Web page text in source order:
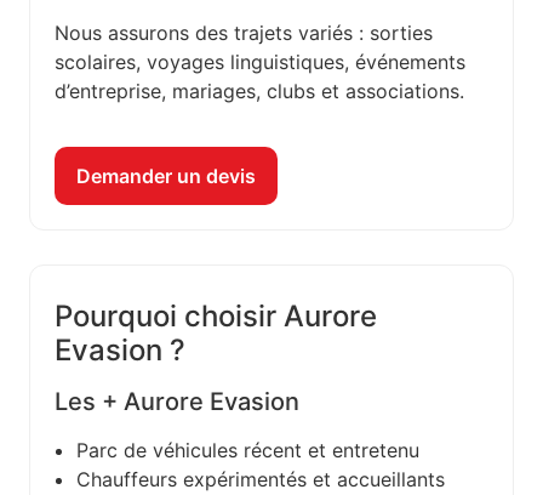
Nous assurons des trajets variés : sorties
scolaires, voyages linguistiques, événements
d’entreprise, mariages, clubs et associations.
Demander un devis
Pourquoi choisir Aurore
Evasion ?
Les + Aurore Evasion
Parc de véhicules récent et entretenu
Chauffeurs expérimentés et accueillants